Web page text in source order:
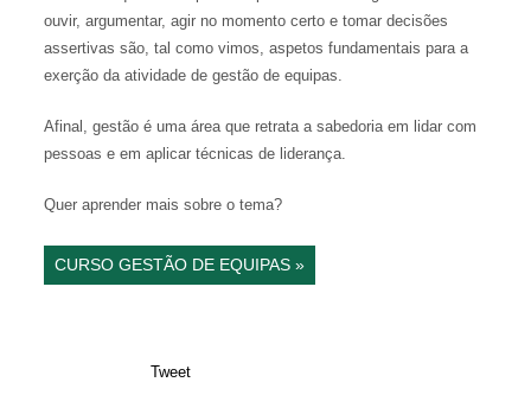
ouvir, argumentar, agir no momento certo e tomar decisões
assertivas são, tal como vimos, aspetos fundamentais para a
exerção da atividade de gestão de equipas.
Afinal, gestão é uma área que retrata a sabedoria em lidar com
pessoas e em aplicar técnicas de liderança.
Quer aprender mais sobre o tema?
CURSO GESTÃO DE EQUIPAS »
Tweet